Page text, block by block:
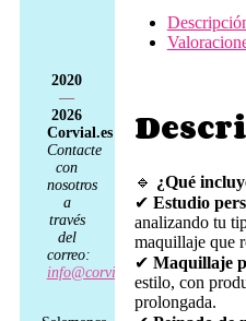
boda
de
maquillaje
1
prueba
peinado
cantidad
🔹 ¿Qué
✔ Estudio
analizando tu
maquillaje que
✔ Maquillaje
estilo, con
prolongada.
2020
—
2026
Corvial.es
Contacte
con
nosotros
a
través
del
correo:
info@corvial.es